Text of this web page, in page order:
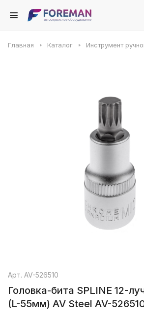
Главная Каталог Инструмент
Арт. AV-526510
Головка-бита SPLINE 12-
(L-55мм) AV Steel AV-